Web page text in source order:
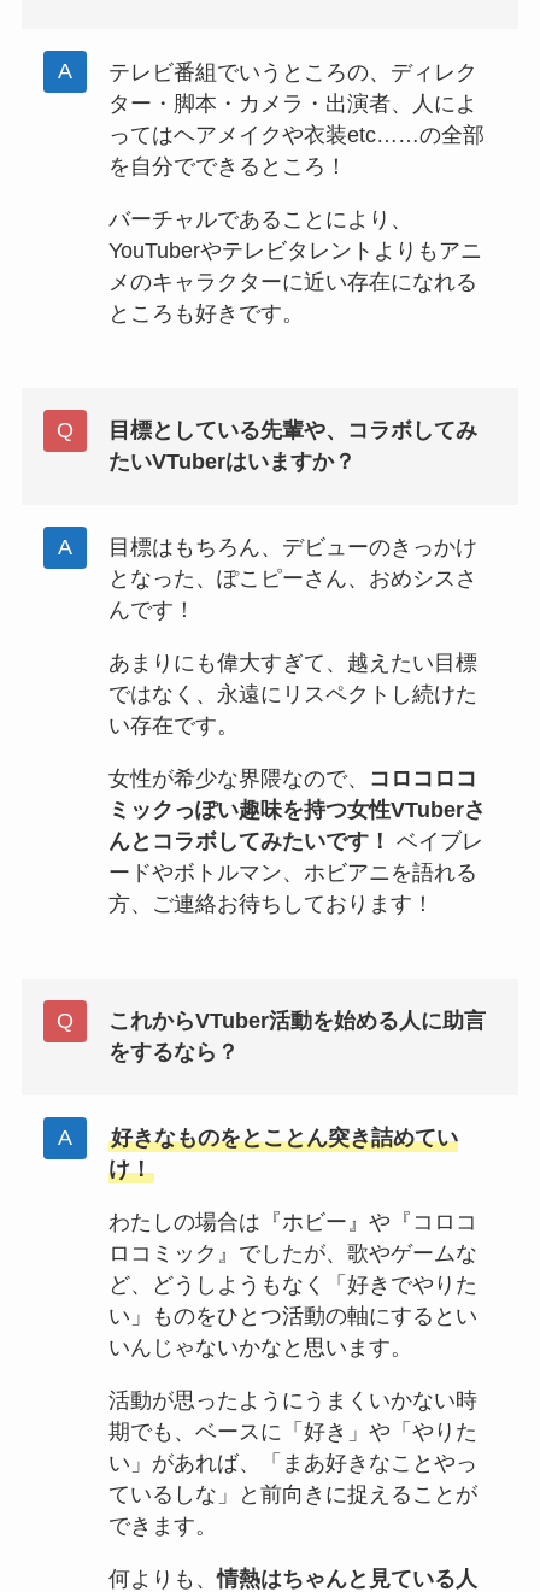
テレビ番組でいうところの、ディレク
ター・脚本・カメラ・出演者、人によ
ってはヘアメイクや衣装etc……の全部
を自分でできるところ！
バーチャルであることにより、
YouTuberやテレビタレントよりもアニ
メのキャラクターに近い存在になれる
ところも好きです。
目標としている先輩や、コラボしてみ
たいVTuberはいますか？
目標はもちろん、デビューのきっかけ
となった、ぽこピーさん、おめシスさ
んです！
あまりにも偉大すぎて、越えたい目標
ではなく、永遠にリスペクトし続けた
い存在です。
女性が希少な界隈なので、
コロコロコ
ミックっぽい趣味を持つ女性VTuberさ
んとコラボしてみたいです！ ベイブレ
ードやボトルマン、ホビアニを語れる
方、ご連絡お待ちしております！
これからVTuber活動を始める人に助言
をするなら？
好きなものをとことん突き詰めてい
け！
わたしの場合は『ホビー』や『コロコ
ロコミック』でしたが、歌やゲームな
ど、どうしようもなく「好きでやりた
い」ものをひとつ活動の軸にするとい
いんじゃないかなと思います。
活動が思ったようにうまくいかない時
期でも、ベースに「好き」や「やりた
い」があれば、「まあ好きなことやっ
ているしな」と前向きに捉えることが
できます。
何よりも、情熱はちゃんと見ている人